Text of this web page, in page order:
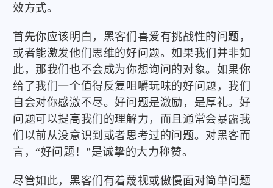
效方式。
首先你应该明白，黑客们喜爱有挑战性的问题，
或者能激发他们思维的好问题。如果我们并非如
此，那我们也不会成为你想询问的对象。如果你
给了我们一个值得反复咀嚼玩味的好问题，我们
自会对你感激不尽。好问题是激励，是厚礼。好
问题可以提高我们的理解力，而且通常会暴露我
们以前从没意识到或者思考过的问题。对黑客而
言，“好问题！”是诚挚的大力称赞。
尽管如此，黑客们有着蔑视或傲慢面对简单问题